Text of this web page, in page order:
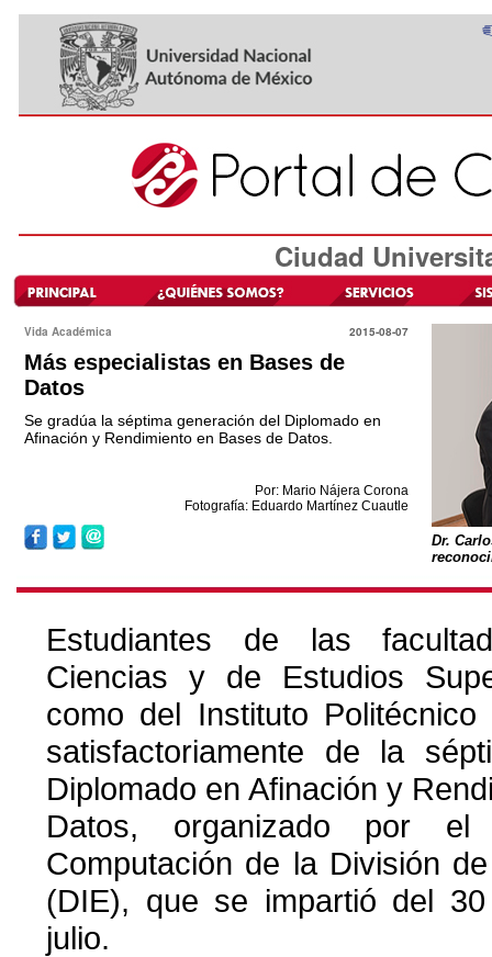
Ciudad
Vida Académica 2015-08-07
Más especialistas en Bases de
Datos
Se gradúa la séptima generación del Diplomado en
Afinación y Rendimiento en Bases de Datos.
Por: Mario Nájera Corona
Fotografía: Eduardo Martínez Cuautle
Dr.
Estudiantes de las
Ciencias y de Estudios
como del Instituto Politécnico
satisfactoriamente de la
Diplomado en Afinación y
Datos, organizado por el
Computación de la División
(DIE), que se impartió del
julio.